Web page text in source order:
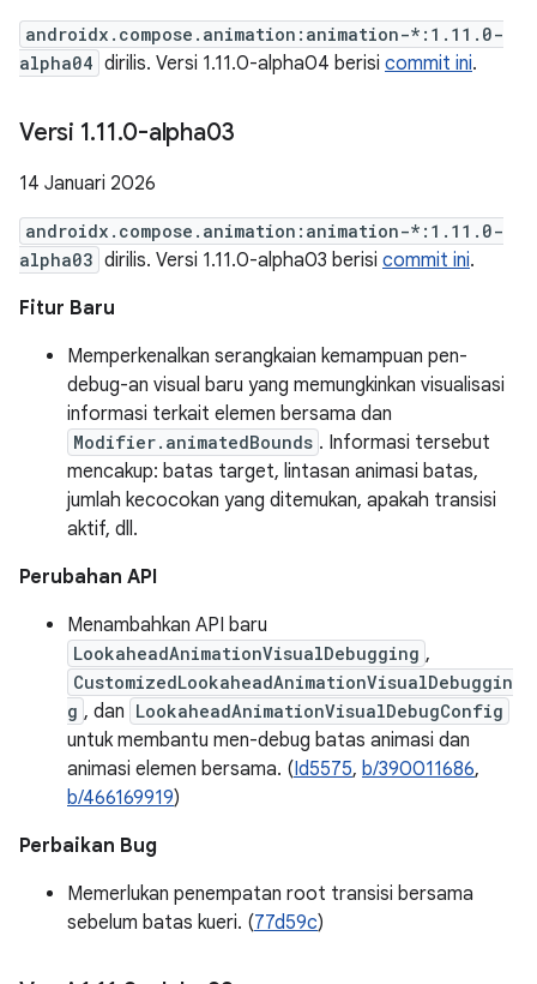
androidx.compose.animation:animation-*:1.11.0-
alpha04 dirilis. Versi 1.11.0-alpha04 berisi commit ini.
Versi 1.11.0-alpha03
14 Januari 2026
androidx.compose.animation:animation-*:1.11.0-
alpha03 dirilis. Versi 1.11.0-alpha03 berisi commit ini.
Fitur Baru
Memperkenalkan serangkaian kemampuan pen-
debug-an visual baru yang memungkinkan visualisasi
informasi terkait elemen bersama dan
Modifier.animatedBounds . Informasi tersebut
mencakup: batas target, lintasan animasi batas,
jumlah kecocokan yang ditemukan, apakah transisi
aktif, dll.
Perubahan API
Menambahkan API baru
LookaheadAnimationVisualDebugging ,
CustomizedLookaheadAnimationVisualDebuggin
g , dan LookaheadAnimationVisualDebugConfig
untuk membantu men-debug batas animasi dan
animasi elemen bersama. (Id5575, b/390011686,
b/466169919)
Perbaikan Bug
Memerlukan penempatan root transisi bersama
sebelum batas kueri. (77d59c)